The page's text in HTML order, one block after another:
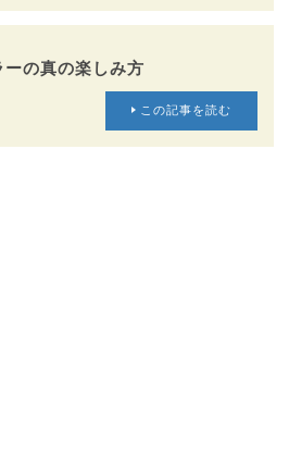
の真の楽しみ方
この記事を読む